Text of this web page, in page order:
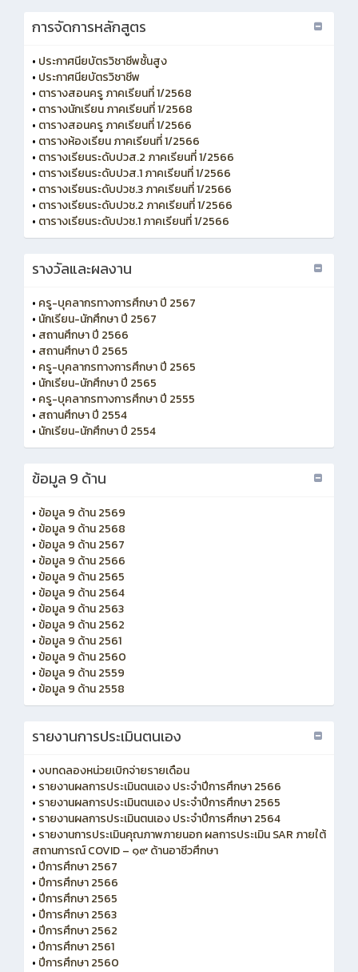
การจัดการหลักสูตร
• ประกาศนียบัตรวิชาชีพชั้นสูง
• ประกาศนียบัตรวิชาชีพ
• ตารางสอนครู ภาคเรียนที่ 1/2568
• ตารางนักเรียน ภาคเรียนที่ 1/2568
• ตารางสอนครู ภาคเรียนที่ 1/2566
• ตารางห้องเรียน ภาคเรียนที่ 1/2566
• ตารางเรียนระดับปวส.2 ภาคเรียนที่ 1/2566
• ตารางเรียนระดับปวส.1 ภาคเรียนที่ 1/2566
• ตารางเรียนระดับปวช.3 ภาคเรียนที่ 1/2566
• ตารางเรียนระดับปวช.2 ภาคเรียนที่ 1/2566
• ตารางเรียนระดับปวช.1 ภาคเรียนที่ 1/2566
รางวัลและผลงาน
• ครู-บุคลากรทางการศึกษา ปี 2567
• นักเรียน-นักศึกษา ปี 2567
• สถานศึกษา ปี 2566
• สถานศึกษา ปี 2565
• ครู-บุคลากรทางการศึกษา ปี 2565
• นักเรียน-นักศึกษา ปี 2565
• ครู-บุคลากรทางการศึกษา ปี 2555
• สถานศึกษา ปี 2554
• นักเรียน-นักศึกษา ปี 2554
ข้อมูล 9 ด้าน
• ข้อมูล 9 ด้าน 2569
• ข้อมูล 9 ด้าน 2568
• ข้อมูล 9 ด้าน 2567
• ข้อมูล 9 ด้าน 2566
• ข้อมูล 9 ด้าน 2565
• ข้อมูล 9 ด้าน 2564
• ข้อมูล 9 ด้าน 2563
• ข้อมูล 9 ด้าน 2562
• ข้อมูล 9 ด้าน 2561
• ข้อมูล 9 ด้าน 2560
• ข้อมูล 9 ด้าน 2559
• ข้อมูล 9 ด้าน 2558
รายงานการประเมินตนเอง
•งบทดลองหน่วยเบิกจ่ายรายเดือน
• รายงานผลการประเมินตนเอง ประจำปีการศึกษา 2566
• รายงานผลการประเมินตนเอง ประจำปีการศึกษา 2565
• รายงานผลการประเมินตนเอง ประจำปีการศึกษา 2564
• รายงานการประเมินคุณภาพภายนอก ผลการประเมิน SAR ภายใต้
สถานการณ์ COVID – ๑๙ ด้านอาชีวศึกษา
• ปีการศึกษา 2567
• ปีการศึกษา 2566
• ปีการศึกษา 2565
• ปีการศึกษา 2563
• ปีการศึกษา 2562
• ปีการศึกษา 2561
• ปีการศึกษา 2560